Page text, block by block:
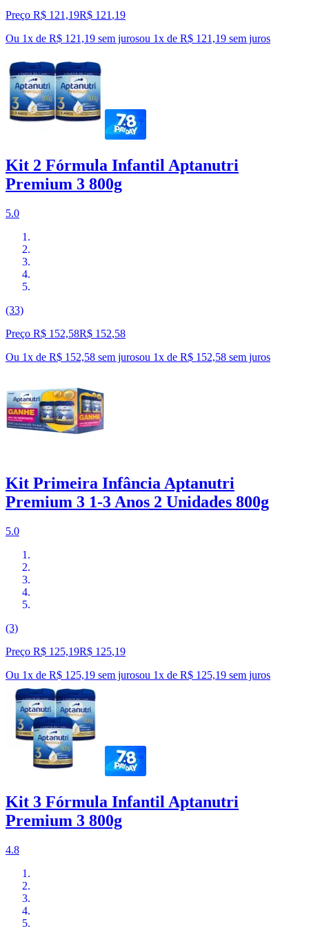
Preço R$ 121,19R$ 121 ,19
Ou 1x de R$ 121,19 sem jurosou 1x de R$ 121,19 sem juros
Kit 2 Fórmula Infantil Aptanutri
Premium 3 800g
5.0
(33)
Preço R$ 152,58R$ 152,58
Ou 1x de R$ 152,58 sem jurosou 1x de R$ 152,58 sem juros
Kit Primeira Infância Aptanutri
Premium 3 1-3 Anos 2 Unidades 800g
5.0
(3)
Preço R$ 125,19R$ 125,19
Ou 1x de R$ 125,19 sem jurosou 1x de R$ 125,19 sem juros
Kit 3 Fórmula Infantil Aptanutri
Premium 3 800g
4.8